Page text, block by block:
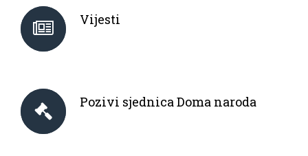
Vijesti
Pozivi sjednica Doma naroda